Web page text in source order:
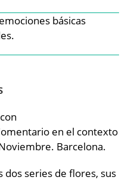
básicas
en el contexto
Barcelona.
dos series de flores, sus